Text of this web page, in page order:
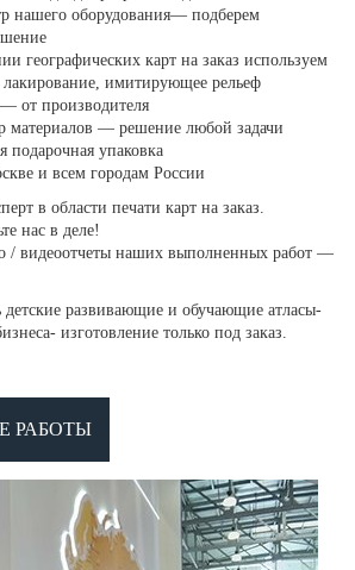
нашего оборудования— подберем
географических карт на заказ используем
имитирующее рельеф
от производителя
— решение любой задачи
подарочная упаковка
и всем городам России
в области печати карт на заказ.
нас в деле!
/ видеоотчеты наших выполненных работ —
развивающие и обучающие атласы-
изготовление только под заказ.
РАБОТЫ